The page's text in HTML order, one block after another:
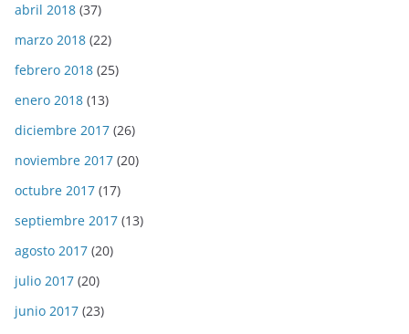
abril 2018 (37)
marzo 2018 (22)
febrero 2018 (25)
enero 2018 (13)
diciembre 2017 (26)
noviembre 2017 (20)
octubre 2017 (17)
septiembre 2017 (13)
agosto 2017 (20)
julio 2017 (20)
junio 2017 (23)